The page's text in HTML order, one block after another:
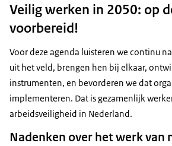
Veilig werken in 2050: op
voorbereid!
Voor deze agenda luisteren we continu
uit het veld, brengen hen bij elkaar,
instrumenten, en bevorderen we dat
implementeren. Dat is gezamenlijk
arbeidsveiligheid in Nederland.
Nadenken over het werk van